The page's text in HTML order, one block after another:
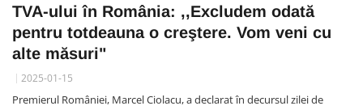
TVA-ului în România: ,,Excludem odată
pentru totdeauna o creştere. Vom veni cu
alte măsuri"
2025-01-15
Premierul României, Marcel Ciolacu, a declarat în decursul zilei de